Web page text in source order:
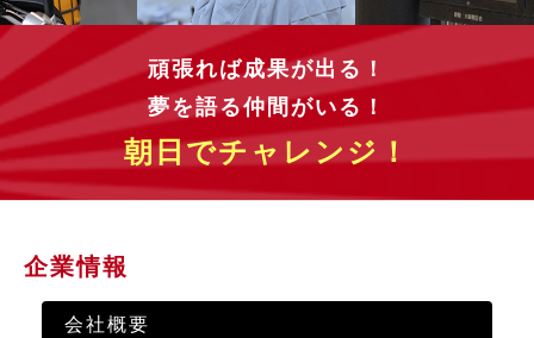
頑張れば成果が出る！
夢を語る仲間がいる！
朝日でチャレンジ！
企業情報
会社概要